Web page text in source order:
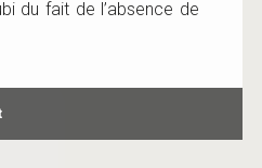
du fait de l’absence de